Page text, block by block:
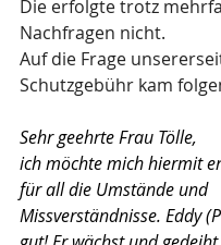
Die erfolgte trotz
Nachfragen nicht.
Auf die Frage
Schutzgebühr kam
Sehr geehrte Frau Tölle,
ich möchte mich hiermit
für all die Umstände und
Missverständnisse. Eddy